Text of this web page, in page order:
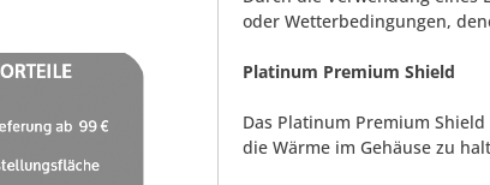
oder Wetterbedingungen,
Platinum Premium Shield
Das Platinum Premium
die Wärme im Gehäuse zu